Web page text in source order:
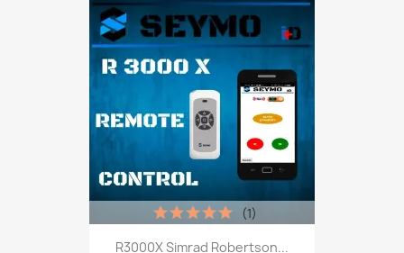
R3000X Simrad Robertson...
(1)